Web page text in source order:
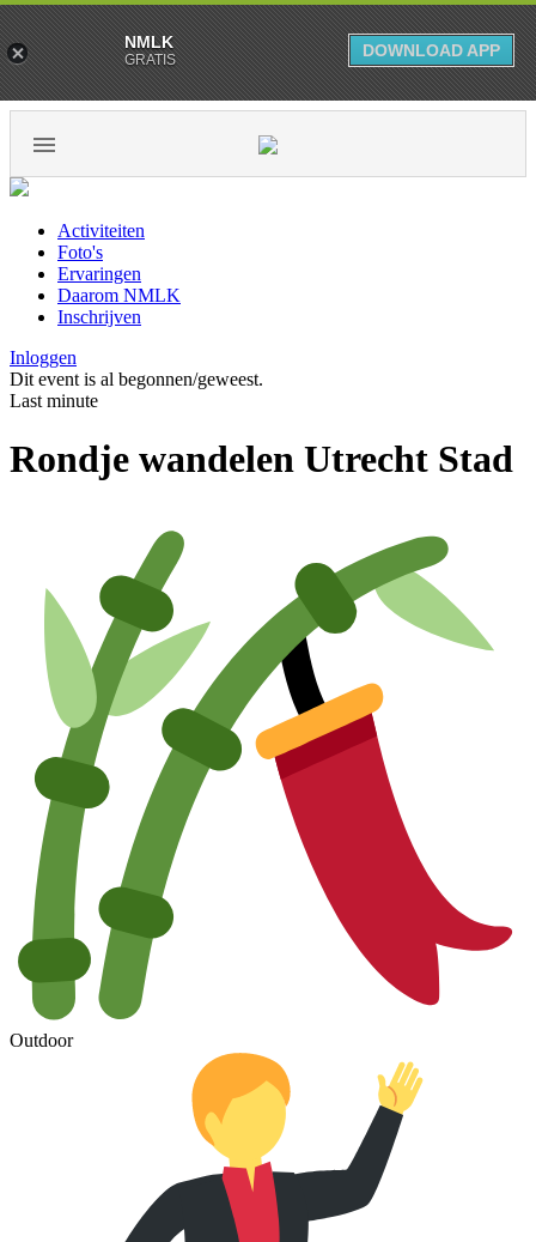
Activiteiten
Foto's
Ervaringen
Daarom NMLK
Inschrijven
Inloggen
Dit event is al begonnen/geweest.
Last minute
Rondje wandelen Utrecht Stad
Outdoor
NMLK
GRATIS DOWNLOAD APP